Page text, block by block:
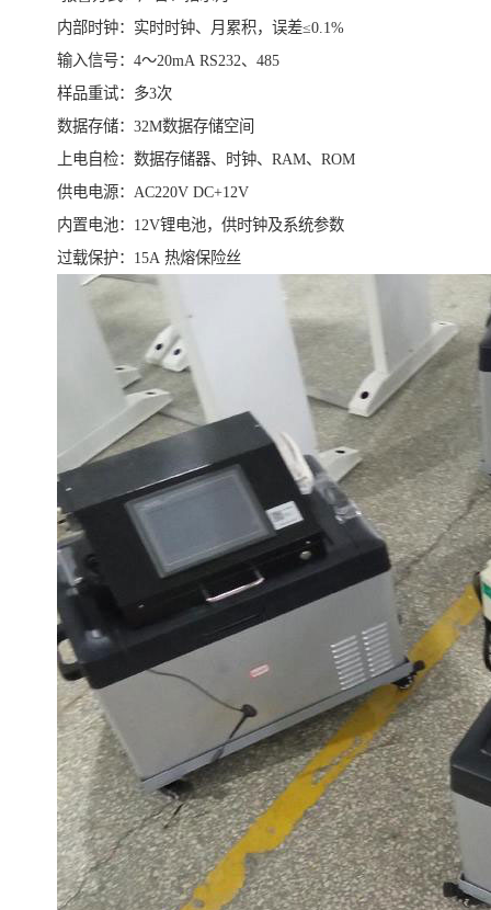
内部时钟：实时时钟、月累积，误差≤0.1%
输入信号：4～20mA RS232、485
样品重试：多3次
数据存储：32M数据存储空间
上电自检：数据存储器、时钟、RAM、ROM
供电电源：AC220V DC+12V
内置电池：12V锂电池，供时钟及系统参数
过载保护：15A 热熔保险丝